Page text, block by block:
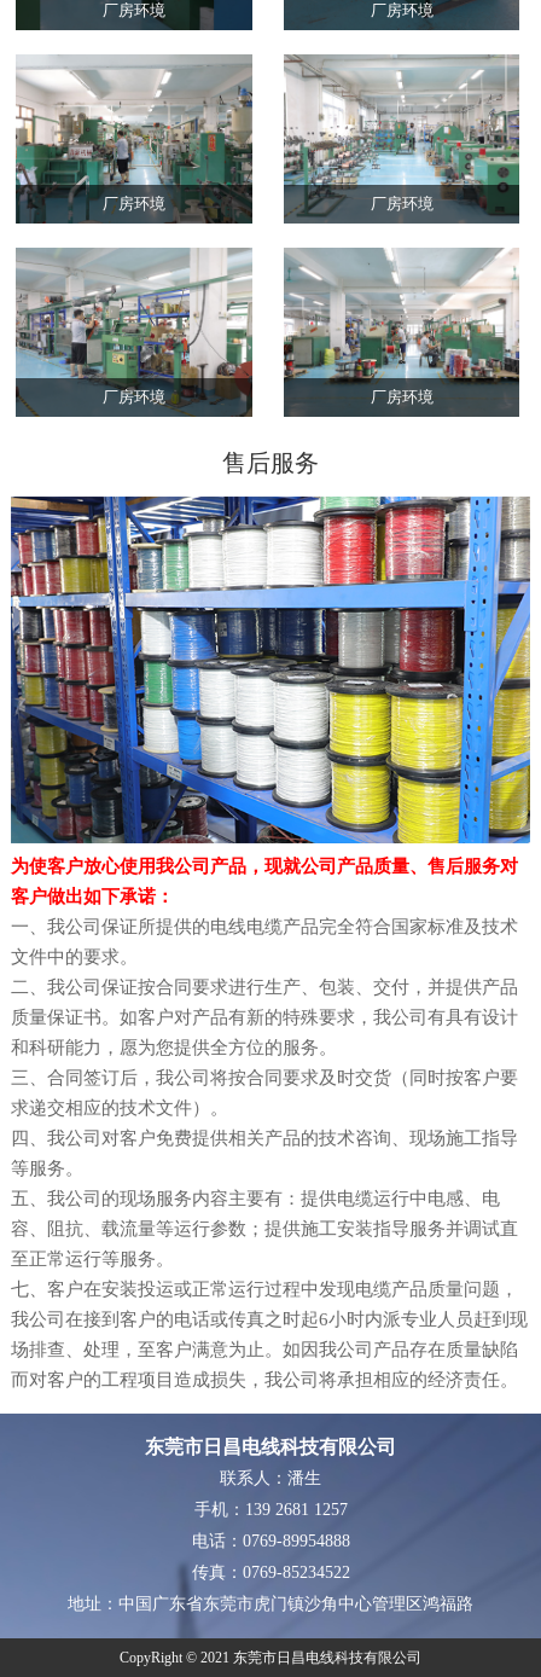
厂房环境 厂房环境
厂房环境 厂房环境
厂房环境 厂房环境
售后服务
为使客户放心使用我公司产品，现就公司产品质量、售后服务对
客户做出如下承诺：
一、我公司保证所提供的电线电缆产品完全符合国家标准及技术
文件中的要求。
二、我公司保证按合同要求进行生产、包装、交付，并提供产品
质量保证书。如客户对产品有新的特殊要求，我公司有具有设计
和科研能力，愿为您提供全方位的服务。
三、合同签订后，我公司将按合同要求及时交货（同时按客户要
求递交相应的技术文件）。
四、我公司对客户免费提供相关产品的技术咨询、现场施工指导
等服务。
五、我公司的现场服务内容主要有：提供电缆运行中电感、电
容、阻抗、载流量等运行参数；提供施工安装指导服务并调试直
至正常运行等服务。
七、客户在安装投运或正常运行过程中发现电缆产品质量问题，
我公司在接到客户的电话或传真之时起6小时内派专业人员赶到现
场排查、处理，至客户满意为止。如因我公司产品存在质量缺陷
而对客户的工程项目造成损失，我公司将承担相应的经济责任。
东莞市日昌电线科技有限公司
联系人：潘生
手机：139 2681 1257
电话：0769-89954888
传真：0769-85234522
地址：中国广东省东莞市虎门镇沙角中心管理区鸿福路
CopyRight © 2021 东莞市日昌电线科技有限公司